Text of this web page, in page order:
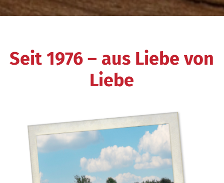
Seit 1976 – aus Liebe von
Liebe